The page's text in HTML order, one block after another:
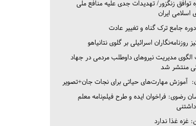
توافق زنگزور/ تهدیدات جدی علیه منافع ملی
اسلامی ایران
دوره جامع ترک گناه و تغییر عادت
روزنامه‌نگاران اسرائیلی بر گلوی نتانیاهو
الگوی مدیریت نیروهای داوطلب مردمی در جهاد
منتشر شد
آموزش مهارت‌های حیاتی برای نجات جان+تصویر
رضوی: فراخوان ایده و طرح فیلم‌نامه معلم
غزه غذا ندارد